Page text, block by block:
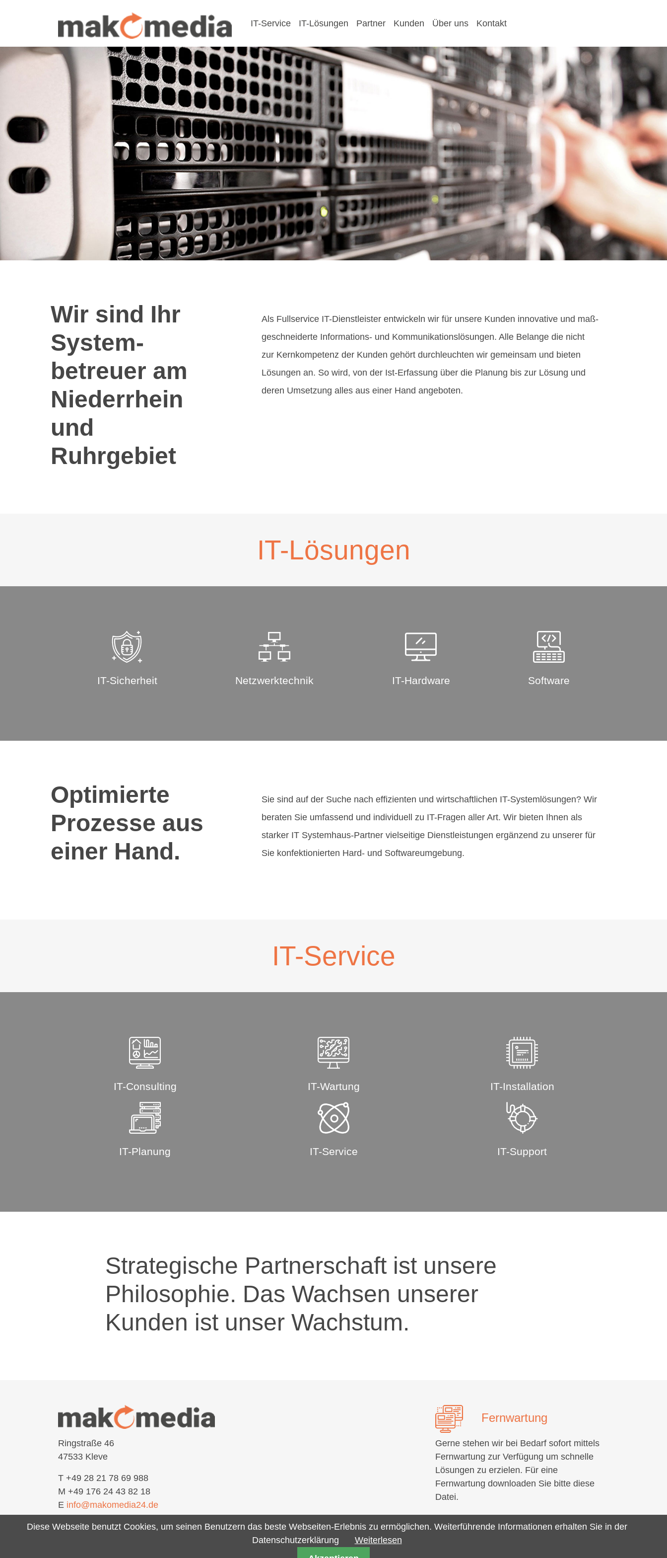
IT-Service IT-Lösungen Partner Kunden Über uns Kontakt
Wir sind Ihr
System­
betreuer am
Niederrhein
und
Ruhrgebiet
Als Fullservice IT-Dienst­leister entwickeln wir für unsere Kunden innovative und maß­
ge­schneiderte Informations- und Kommunikations­lösungen. Alle Belange die nicht
zur Kern­kompetenz der Kunden gehört durch­leuchten wir gemeinsam und bieten
Lösungen an. So wird, von der Ist-Erfassung über die Planung bis zur Lösung und
deren Umsetzung alles aus einer Hand angeboten.
IT-Lösungen
IT-Sicherheit Netzwerktechnik IT-Hardware Software
Optimierte
Prozesse aus
einer Hand .
Sie sind auf der Suche nach effizienten und wirtschaftlichen IT-Systemlösungen? Wir
beraten Sie umfassend und individuell zu IT-Fragen aller Art. Wir bieten Ihnen als
starker IT System­haus-Partner vielseitige Dienstleistungen ergänzend zu unserer für
Sie konfektionierten Hard- und Softwareumgebung.
IT-Service
IT-Consulting IT-Wartung IT-Installation
IT-Planung IT-Service IT-Support
Strategische Partner­schaft ist unsere
Philosophie. Das Wachsen unserer
Kunden ist unser Wachstum.
Ringstraße 46
47533 Kleve
T +49 28 21 78 69 988
M +49 176 24 43 82 18
E info@makomedia24.de
Fernwartung
Gerne stehen wir bei Bedarf sofort mittels
Fern­wartung zur Verfügung um schnelle
Lösungen zu erzielen. Für eine
Fernwartung downloaden Sie bitte diese
Datei.
Diese Webseite benutzt Cookies, um seinen Benutzern das beste Webseiten-Erlebnis zu ermöglichen. Weiterführende Informationen erhalten Sie in der
Datenschutzerklärung
Weiterlesen